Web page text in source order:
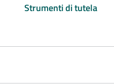
Strumenti di tutela